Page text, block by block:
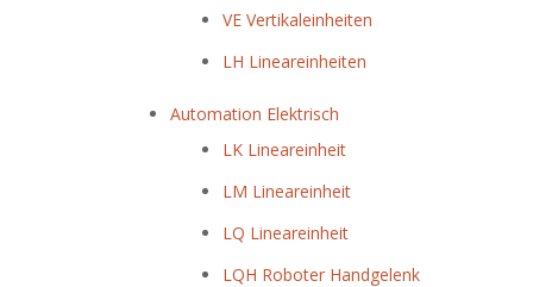
VE Vertikaleinheiten
LH Lineareinheiten
Automation Elektrisch
LK Lineareinheit
LM Lineareinheit
LQ Lineareinheit
LQH Roboter Handgelenk